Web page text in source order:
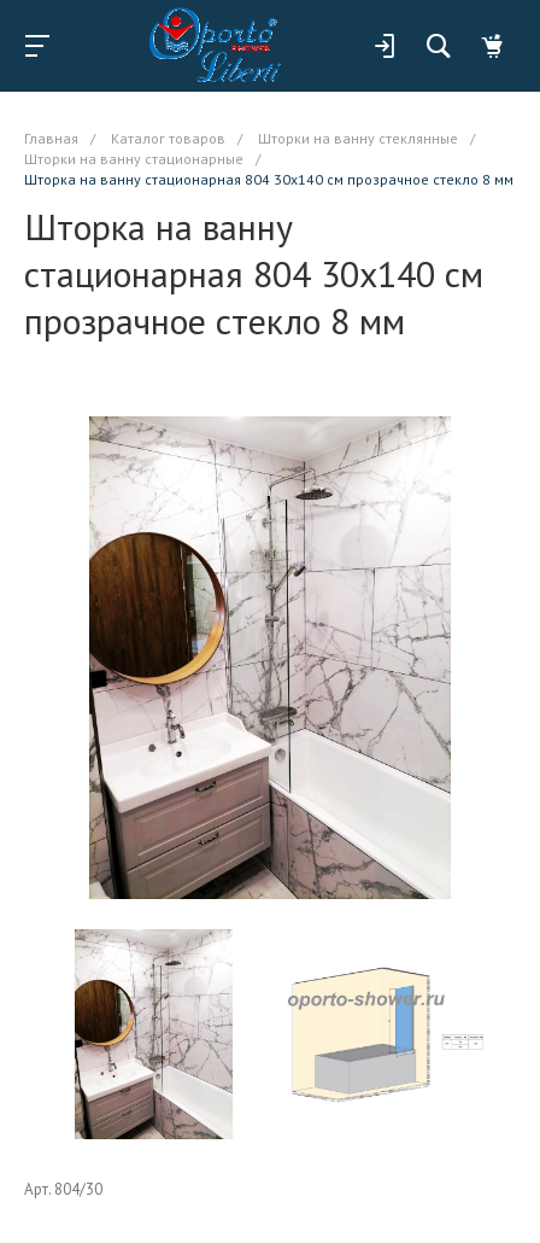
Главная / Каталог товаров / Шторки на ванну стеклянные
/
Шторки на ванну стационарные
/
Шторка на ванну стационарная 804 30x140 см прозрачное стекло 8 мм
Шторка на ванну
стационарная 804 30x140 см
прозрачное стекло 8 мм
Арт. 804/30